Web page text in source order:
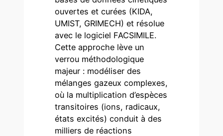
ouvertes et curées (KIDA,
UMIST, GRIMECH) et résolue
avec le logiciel FACSIMILE.
Cette approche lève un
verrou méthodologique
majeur : modéliser des
mélanges gazeux complexes,
où la multiplication d’espèces
transitoires (ions, radicaux,
états excités) conduit à des
milliers de réactions